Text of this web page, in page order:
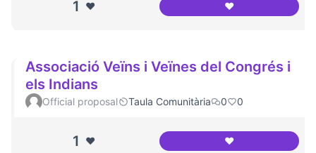
1 ❤️ ❤️AREP
Associació Veïns i Veïnes del Congrés i
els Indians
Official proposal Taula Comunitària 0 0
1 ❤️ ❤️Associació Veïns